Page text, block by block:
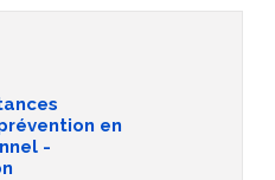
en
-